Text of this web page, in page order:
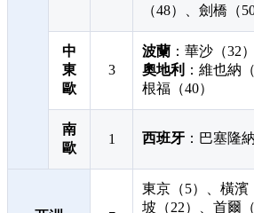
（48）、劍橋（50
中
東
歐
3
波蘭 ：華沙（32）
奧地利 ：維也納
根福（40）
南
歐
1 西班牙 ：巴塞隆
東京（5）、橫濱
坡（22）、首爾